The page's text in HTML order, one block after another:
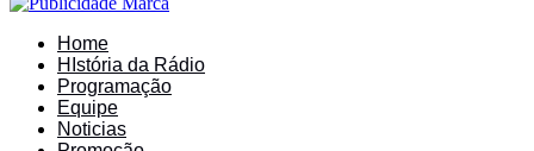
Home
HIstória da Rádio
Programação
Equipe
Noticias